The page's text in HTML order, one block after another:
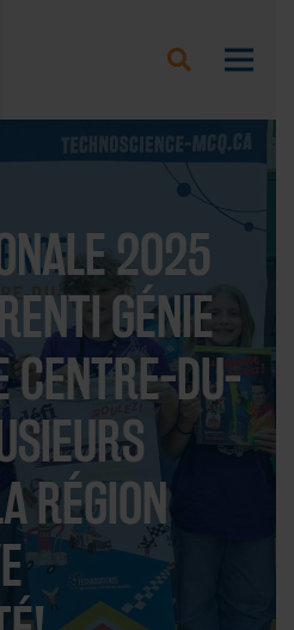
2025
GÉNIE
CENTRE-DU-
RÉGION